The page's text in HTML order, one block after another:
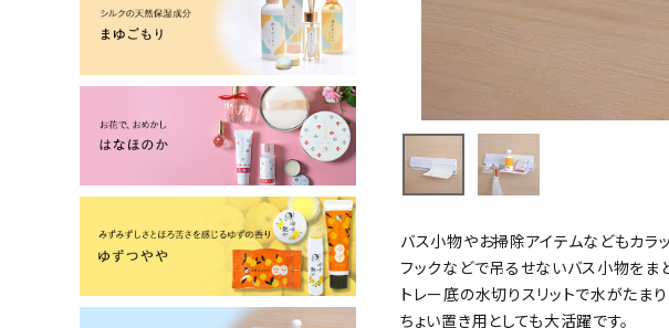
お客さま向け窓口(お問い合わせ)
バス小物やお掃除アイテムなどもカラ
フックなどで吊るせないバス小物をま
トレー底の水切りスリットで水がたまり
ちょい置き用としても大活躍です。